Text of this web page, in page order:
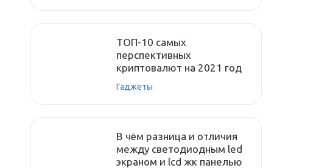
ТОП-10 самых
перспективных
криптовалют на 2021 год
Гаджеты
В чём разница и отличия
между светодиодным led
экраном и lcd жк панелью